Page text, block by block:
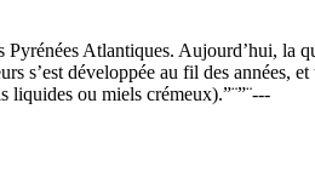
Atlantiques. Aujourd’hui, la
s’est développée au fil des années,
liquides ou miels crémeux).”¨”¨---